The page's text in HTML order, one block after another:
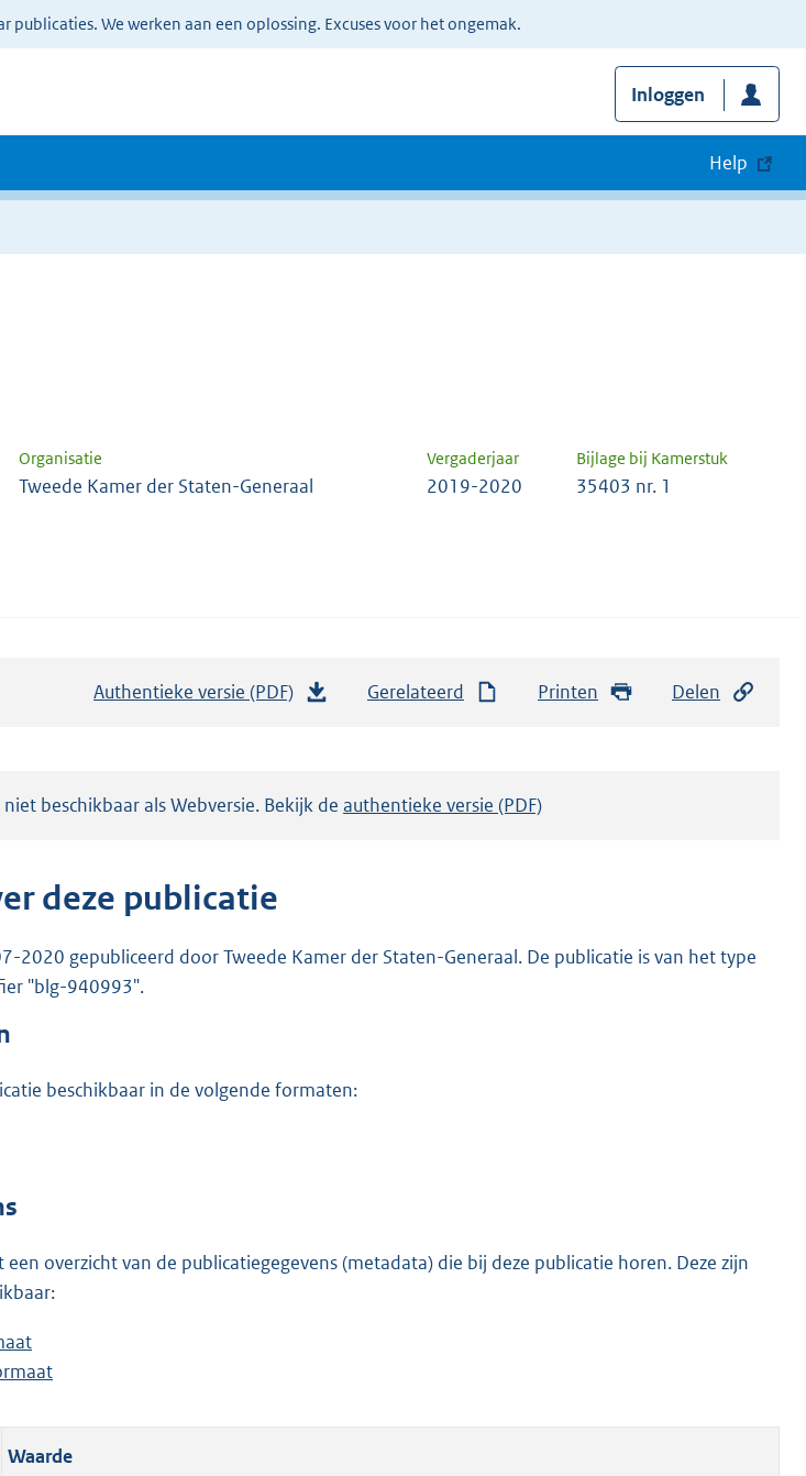
We werken aan een oplossing. Excuses voor het ongemak.
Inloggen
Help
Organisatie Vergaderjaar Bijlage bij Kamerstuk
Tweede Kamer der Staten-Generaal 2019-2020 35403 nr. 1
Authentieke versie (PDF)
a
r
K
Gerelateerd Printen Delen
beschikbaar als Webversie. Bekijk de authentieke versie (PDF)
deze publicatie
2020 gepubliceerd door Tweede Kamer der Staten-Generaal. De publicatie is van het type
"blg-940993".
beschikbaar in de volgende formaten:
overzicht van de publicatiegegevens (metadata) die bij deze publicatie horen. Deze zijn
e
t
a
s
t
Waarde